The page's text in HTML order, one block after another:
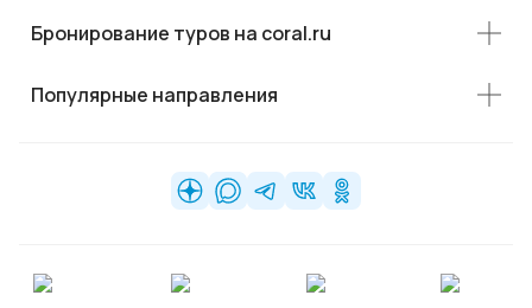
Бронирование туров на coral.ru
Популярные направления